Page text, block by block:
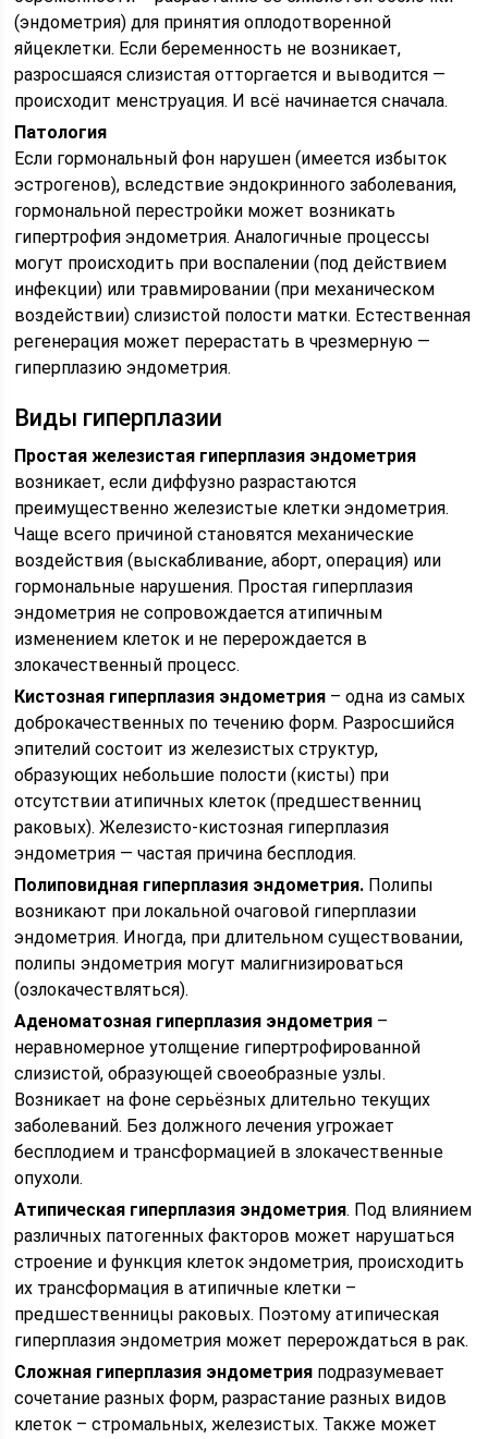
(эндометрия) для принятия оплодотворенной
яйцеклетки. Если беременность не возникает,
разросшаяся слизистая отторгается и выводится —
происходит менструация. И всё начинается сначала.
Патология
Если гормональный фон нарушен (имеется избыток
эстрогенов), вследствие эндокринного заболевания,
гормональной перестройки может возникать
гипертрофия эндометрия. Аналогичные процессы
могут происходить при воспалении (под действием
инфекции) или травмировании (при механическом
воздействии) слизистой полости матки. Естественная
регенерация может перерастать в чрезмерную —
гиперплазию эндометрия.
Виды гиперплазии
Простая железистая гиперплазия эндометрия
возникает, если диффузно разрастаются
преимущественно железистые клетки эндометрия.
Чаще всего причиной становятся механические
воздействия (выскабливание, аборт, операция) или
гормональные нарушения. Простая гиперплазия
эндометрия не сопровождается атипичным
изменением клеток и не перерождается в
злокачественный процесс.
Кистозная гиперплазия эндометрия – одна из самых
доброкачественных по течению форм. Разросшийся
эпителий состоит из железистых структур,
образующих небольшие полости (кисты) при
отсутствии атипичных клеток (предшественниц
раковых). Железисто-кистозная гиперплазия
эндометрия — частая причина бесплодия.
Полиповидная гиперплазия эндометрия. Полипы
возникают при локальной очаговой гиперплазии
эндометрия. Иногда, при длительном существовании,
полипы эндометрия могут малигнизироваться
(озлокачествляться).
Аденоматозная гиперплазия эндометрия –
неравномерное утолщение гипертрофированной
слизистой, образующей своеобразные узлы.
Возникает на фоне серьёзных длительно текущих
заболеваний. Без должного лечения угрожает
бесплодием и трансформацией в злокачественные
опухоли.
Атипическая гиперплазия эндометрия. Под влиянием
различных патогенных факторов может нарушаться
строение и функция клеток эндометрия, происходить
их трансформация в атипичные клетки –
предшественницы раковых. Поэтому атипическая
гиперплазия эндометрия может перерождаться в рак.
Сложная гиперплазия эндометрия подразумевает
сочетание разных форм, разрастание разных видов
клеток – стромальных, железистых. Также может